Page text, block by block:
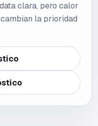
clara, pero calor
la prioridad